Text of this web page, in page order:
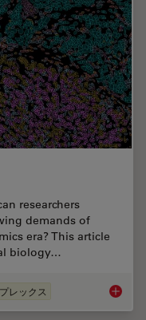
researchers
demands of
era? This article
biology…
レックス A